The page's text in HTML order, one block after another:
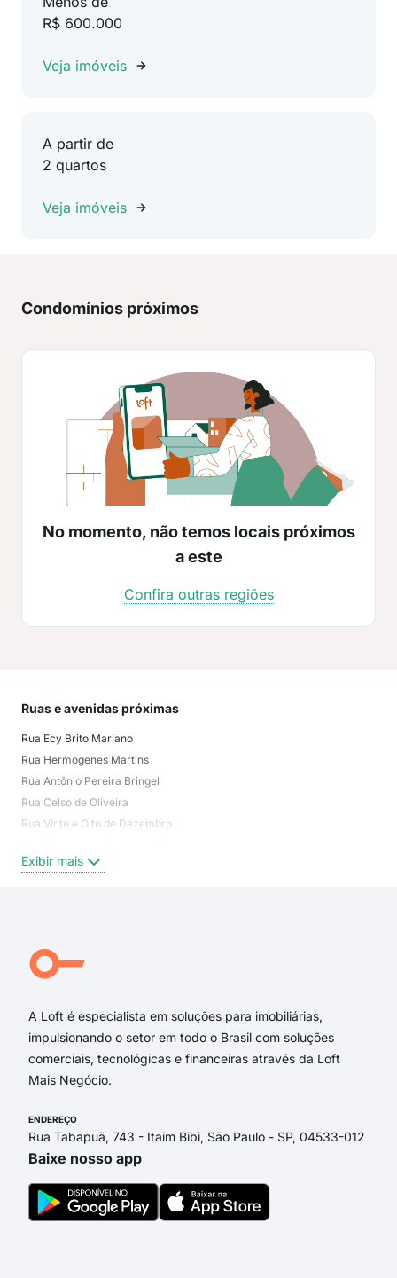
R$ 600.000
Veja imóveis
A partir de
2 quartos
Veja imóveis
Condomínios próximos
No momento, não temos locais próximos
a este
Confira outras regiões
Ruas e avenidas próximas
Rua Ecy Brito Mariano
Rua Hermogenes Martins
Rua Antônio Pereira Bringel
Rua Celso de Oliveira
Rua Vinte e Oito de Dezembro
Avenida Pedro Felício Cavalcante
Exibir mais
A Loft é especialista em soluções para imobiliárias,
impulsionando o setor em todo o Brasil com soluções
comerciais, tecnológicas e financeiras através da Loft
Mais Negócio.
ENDEREÇO
Rua Tabapuã, 743 - Itaim Bibi, São Paulo - SP, 04533-012
Baixe nosso app